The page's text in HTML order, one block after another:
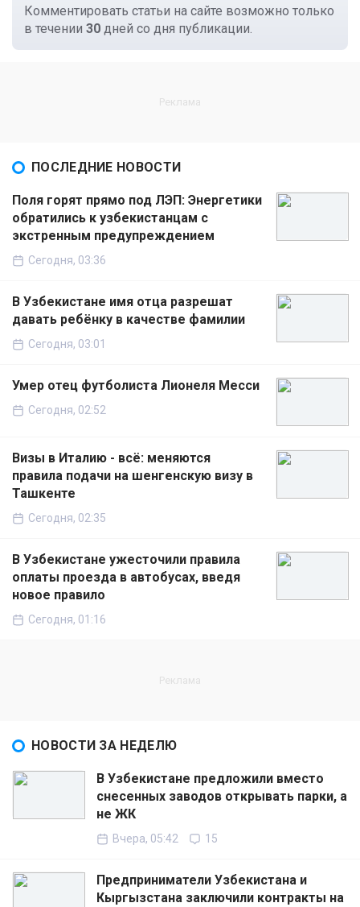
Комментировать статьи на сайте возможно только
в течении 30 дней со дня публикации.
ПОСЛЕДНИЕ НОВОСТИ
Поля горят прямо под ЛЭП: Энергетики
обратились к узбекистанцам с
экстренным предупреждением
Сегодня, 03:36
В Узбекистане имя отца разрешат
давать ребёнку в качестве фамилии
Сегодня, 03:01
Умер отец футболиста Лионеля Месси
Сегодня, 02:52
Визы в Италию - всё: меняются
правила подачи на шенгенскую визу в
Ташкенте
Сегодня, 02:35
В Узбекистане ужесточили правила
оплаты проезда в автобусах, введя
новое правило
Сегодня, 01:16
НОВОСТИ ЗА НЕДЕЛЮ
В Узбекистане предложили вместо
снесенных заводов открывать парки, а
не ЖК
Вчера, 05:42 15
Предприниматели Узбекистана и
Кыргызстана заключили контракты на